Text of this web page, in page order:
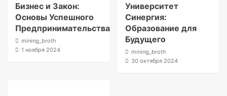
Бизнес и Закон:
Основы Успешного
Предпринимательства
mining_broth
1 ноября 2024
Университет
Синергия:
Образование для
Будущего
mining_broth
30 октября 2024